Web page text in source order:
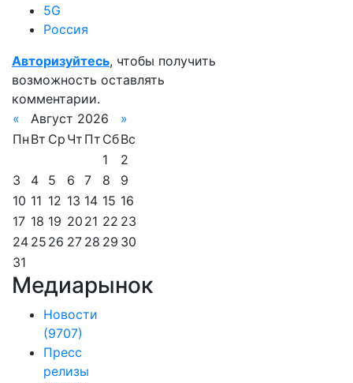
5G
Россия
Авторизуйтесь, чтобы получить
возможность оставлять
комментарии.
«
Август 2026
»
Пн Вт Ср Чт Пт СбВс
1
2
3
4 5 6 7 8
9
10 11 12 13 14 15 16
17 18 19 20 21 22 23
24 25 26 27 28 29 30
31
Медиарынок
Новости
(9707)
Пресс
релизы